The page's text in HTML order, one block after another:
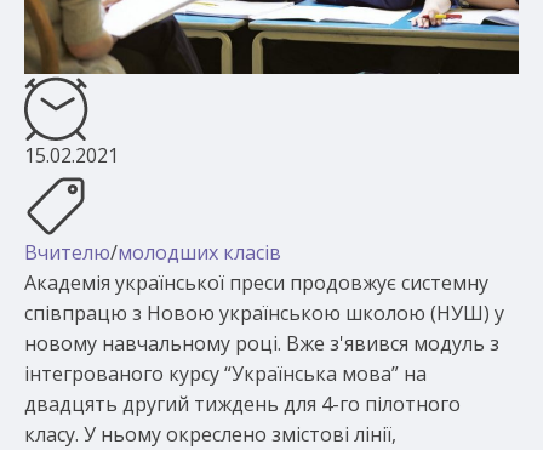
15.02.2021
Вчителю/молодших класів
Академія української преси продовжує системну
співпрацю з Новою українською школою (НУШ) у
новому навчальному році. Вже з'явився модуль з
інтегрованого курсу “Українська мова” на
двадцять другий тиждень для 4-го пілотного
класу. У ньому окреслено змістові лінії,